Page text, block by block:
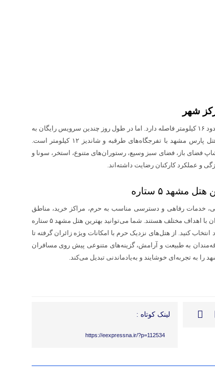
این هتل در بلوار وکیل آباد قرار داشته و با حرم حدود ۱۶ کیلومتر فاصله دارد. اما در طول روز چندین سرویس رایگان به
حرم در ساعات مختلف شبانه روز دارد. فاصله هتل پارس مشهد با تفرجگاه‌های طرقبه و شاندیز ۱۲ کیلومتر است.
از کافی‌شاپ فضای باز، فضای سبز وسیع، رستوران‌های متنوع، استخر، سونا و
و عملکرد کارکنان رضایت داشته‌اند.
مشهد ۵ ستاره
مکانی، خدمات رفاهی و دسترسی مناسب به حرم، مراکز خرید، مناطق
گردشگری و مراکز درمانی، پاسخ‌گوی نیاز مسافران با اهداف مختلف هستند. شما می‌توانید بهترین هتل مشهد ۵ ستاره
کنید. از هتل‌های نزدیک حرم با امکانات ویژه زائران گرفته تا
به طبیعت و آرامش، گزینه‌های متنوعی پیش روی مسافران
لینک کوتاه :
https://eexpressna.ir/?p=112534